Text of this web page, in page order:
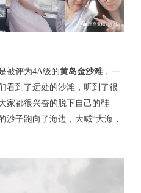
被评为4A级的黄岛金沙滩 ，一
看到了远处的沙滩，听到了很
家都很兴奋的脱下自己的鞋
沙子跑向了海边，大喊“大海，